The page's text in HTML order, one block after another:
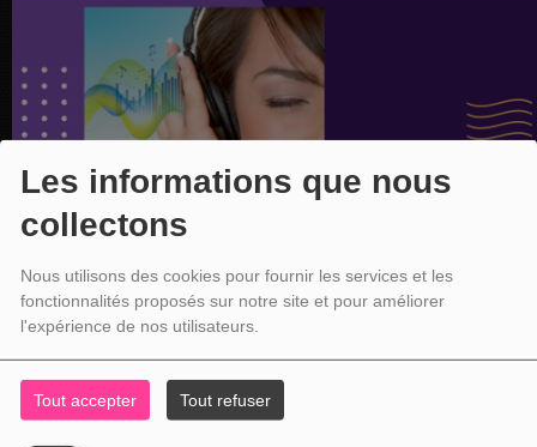
Les informations que nous
collectons
Nous utilisons des cookies pour fournir les services et les
fonctionnalités proposés sur notre site et pour améliorer
l'expérience de nos utilisateurs.
Tout accepter Tout refuser